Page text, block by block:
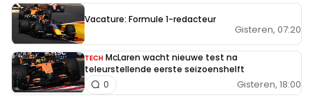
Vacature: Formule 1-redacteur
Gisteren, 07:20
TECH McLaren wacht nieuwe test na
teleurstellende eerste seizoenshelft
Gisteren, 18:00
0